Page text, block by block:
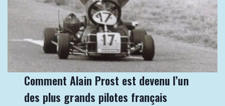
Comment Alain Prost est devenu l’un
des plus grands pilotes français